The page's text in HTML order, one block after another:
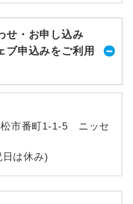
せ・お申し込み
ブ申込みをご利用
市番町1-1-5 ニッセ
は休み)